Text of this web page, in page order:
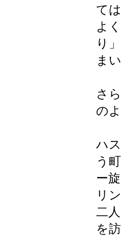
て
よ
り
ま
さ
の
ハ
う
ー
リ
二
を